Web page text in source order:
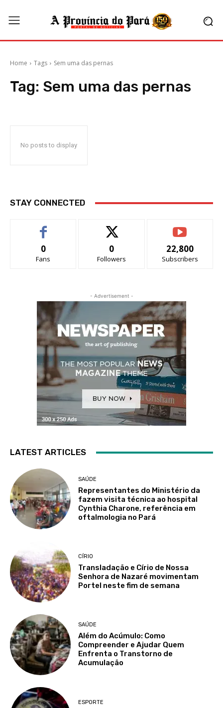
Home Tags Sem uma das pernas
Tag: Sem uma das pernas
No posts to display
STAY CONNECTED
0
Fans
0
Followers
22,800
Subscribers
- Advertisement -
LATEST ARTICLES
SAÚDE
Representantes do Ministério da
fazem visita técnica ao hospital
Cynthia Charone, referência em
oftalmologia no Pará
CÍRIO
Transladação e Círio de Nossa
Senhora de Nazaré movimentam
Portel neste fim de semana
SAÚDE
Além do Acúmulo: Como
Compreender e Ajudar Quem
Enfrenta o Transtorno de
Acumulação
ESPORTE